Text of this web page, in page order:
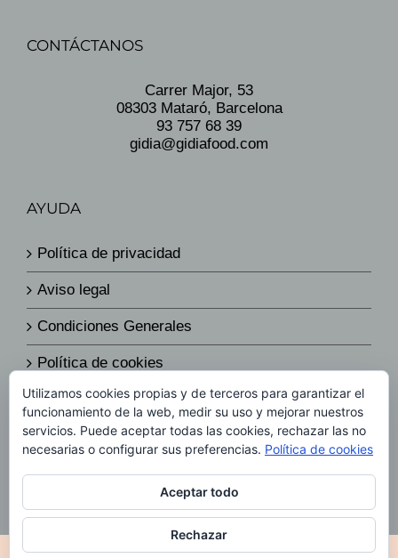
CONTÁCTANOS
Carrer Major, 53
08303 Mataró, Barcelona
93 757 68 39
gidia@gidiafood.com
AYUDA
Política de privacidad
Aviso legal
Condiciones Generales
Política de cookies
Política de envíos y devoluciones
Política de precios
Utilizamos cookies propias y de terceros para garantizar el
funcionamiento de la web, medir su uso y mejorar nuestros
servicios. Puede aceptar todas las cookies, rechazar las no
necesarias o configurar sus preferencias. Política de cookies
Aceptar todo
Rechazar